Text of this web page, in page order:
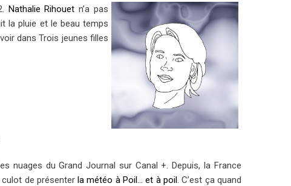
Nathalie Rihouet n’a pas
la pluie et le beau temps
dans Trois jeunes filles
nuages du Grand Journal sur Canal +. Depuis, la France
culot de présenterla météo à Poil… et à poil. C’est ça quand